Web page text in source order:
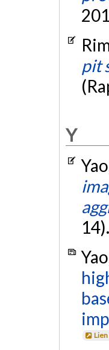
pit
Y
14).